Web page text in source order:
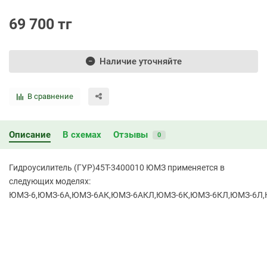
69 700 тг
Наличие уточняйте
В сравнение
Описание В схемах Отзывы 0
Гидроусилитель (ГУР)45Т-3400010 ЮМЗ применяется в
следующих моделях:
ЮМЗ-6,ЮМЗ-6А,ЮМЗ-6АК,ЮМЗ-6АКЛ,ЮМЗ-6К,ЮМЗ-6КЛ,ЮМЗ-